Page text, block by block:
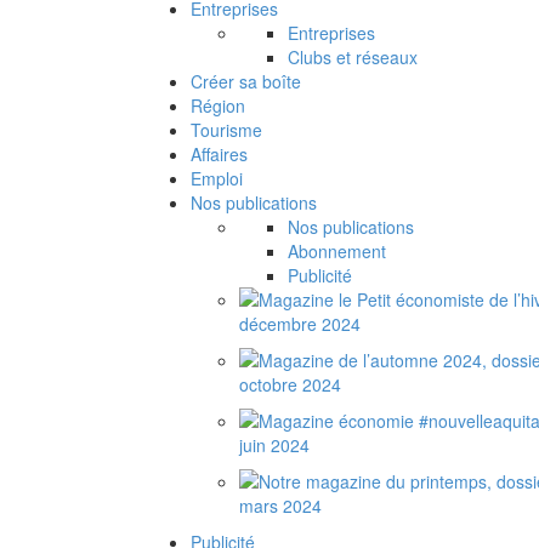
Entreprises
Entreprises
Clubs et réseaux
Créer sa boîte
Région
Tourisme
Affaires
Emploi
Nos publications
Nos publications
Abonnement
Publicité
décembre 2024
octobre 2024
juin 2024
mars 2024
Publicité